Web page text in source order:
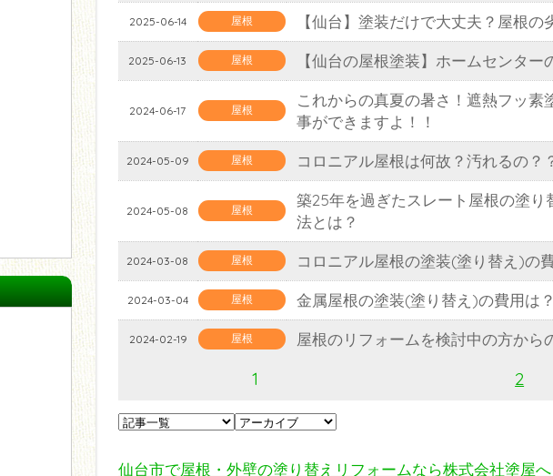
2025-06-14 屋根 【仙台】塗装だけで大丈夫？屋根の
2025-06-13 屋根 【仙台の屋根塗装】ホームセンタ
2024-06-17 屋根
これからの真夏の暑さ！遮熱フッ
事ができますよ！！
2024-05-09 屋根 コロニアル屋根は何故？汚れるの？
2024-05-08 屋根
築25年を過ぎたスレート屋根の塗
法とは？
2024-03-08 屋根 コロニアル屋根の塗装(塗り替え)の
2024-03-04 屋根 金属屋根の塗装(塗り替え)の費用は
2024-02-19 屋根 屋根のリフォームを検討中の方から
1 2
仙台市で屋根・外壁の塗り替えリフォームなら株式会社塗屋へ